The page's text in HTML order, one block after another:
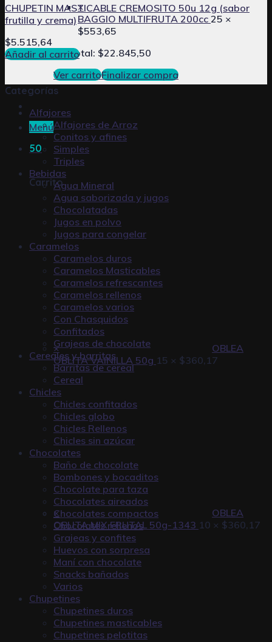
×
BAGGIO MULTIFRUTA 200cc 25 ×
$553,65
Subtotal: $22.845,50
Ver carritoFinalizar compra
Menú
50
Carrito
×
OBLEA
OBLITA VAINILLA 50g 15 × $360,17
×
OBLEA
OBLITA MIX FRUTAL 50g-1343 10 × $360,17
CHUPETIN MASTICABLE CREMOSITO 50u 12g (sabor
frutilla y crema)
$5.515,64
Añadir al carrito
Categorías
Alfajores
Alfajores de Arroz
Conitos y afines
Simples
Triples
Bebidas
Agua Mineral
Agua saborizada y jugos
Chocolatadas
Jugos en polvo
Jugos para congelar
Caramelos
Caramelos duros
Caramelos Masticables
Caramelos refrescantes
Caramelos rellenos
Caramelos varios
Con Chasquidos
Confitados
Grajeas de chocolate
Cereales y barritas
Barritas de cereal
Cereal
Chicles
Chicles confitados
Chicles globo
Chicles Rellenos
Chicles sin azúcar
Chocolates
Baño de chocolate
Bombones y bocaditos
Chocolate para taza
Chocolates aireados
Chocolates compactos
Chocolates rellenos
Grajeas y confites
Huevos con sorpresa
Maní con chocolate
Snacks bañados
Varios
Chupetines
Chupetines duros
Chupetines masticables
Chupetines pelotitas